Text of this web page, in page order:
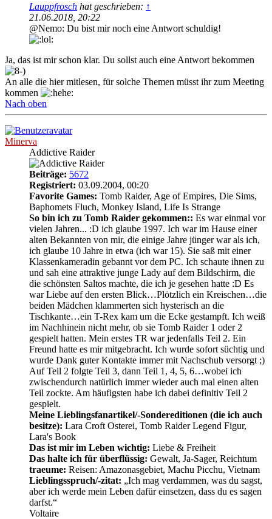
Lauppfrosch hat geschrieben: ↑
21.06.2018, 20:22
@Nemo: Du bist mir noch eine Antwort schuldig!
Ja, das ist mir schon klar. Du sollst auch eine Antwort bekommen
An alle die hier mitlesen, für solche Themen müsst ihr zum Meeting
kommen
Nach oben
Minerva
Addictive Raider
Beiträge: 5672
Registriert: 03.09.2004, 00:20
Favorite Games: Tomb Raider, Age of Empires, Die Sims,
Baphomets Fluch, Monkey Island, Life Is Strange
So bin ich zu Tomb Raider gekommen:: Es war einmal vor
vielen Jahren... :D ich glaube 1997. Ich war im Hause einer
alten Bekannten von mir, die einige Jahre jünger war als ich,
ich glaube 10 Jahre in etwa (ich war 15). Sie saß mit einer
Klassenkameradin gebannt vor dem PC. Ich schaute ihnen zu
und sah eine attraktive junge Lady auf dem Bildschirm, die
die schönsten Saltos machte, die ich je gesehen hatte :D Es
war Liebe auf den ersten Blick…Plötzlich ein Kreischen…die
beiden Mädchen klammerten sich hysterisch an die
Tischkante…ein T-Rex kam um die Ecke gestampft. Ich weiß
im Nachhinein nicht mehr, ob sie Tomb Raider 1 oder 2
gespielt hatten. Mein erstes TR war jedenfalls Teil 2. Ein
Freund hatte es mir mitgebracht. Ich wurde sofort süchtig und
wurde Dank guter Kontakte immer mit Nachschub versorgt ;)
Auf Teil 2 folgte Teil 3, dann Teil 1, 4, 5, 6…wobei ich
zwischendurch natürlich immer wieder auch mal einen alten
Teil zockte. Am häufigsten habe ich dabei definitiv Teil 2
gespielt.
Meine Lieblingsfanartikel/-Sondereditionen (die ich auch
besitze): Lara Croft Osterei, Tomb Raider Legend Figur,
Lara's Book
Das ist mir im Leben wichtig: Liebe & Freiheit
Das halte ich für überflüssig: Gewalt, Ja-Sager, Reichtum
traeume: Reisen: Amazonasgebiet, Machu Picchu, Vietnam
Lieblingsspruch/-zitat: „Ich mag verdammen, was du sagst,
aber ich werde mein Leben dafür einsetzen, dass du es sagen
darfst.“
Voltaire